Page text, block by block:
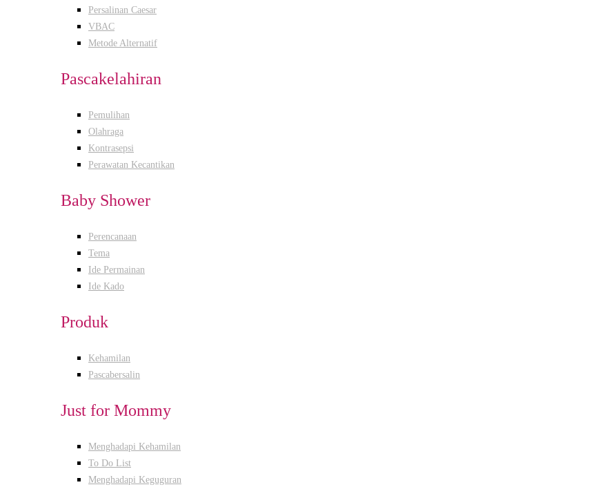
Persalinan Caesar
VBAC
Metode Alternatif
Pascakelahiran
Pemulihan
Olahraga
Kontrasepsi
Perawatan Kecantikan
Baby Shower
Perencanaan
Tema
Ide Permainan
Ide Kado
Produk
Kehamilan
Pascabersalin
Just for Mommy
Menghadapi Kehamilan
To Do List
Menghadapi Keguguran